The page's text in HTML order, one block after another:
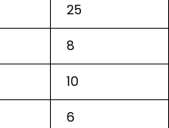
25
8
10
6